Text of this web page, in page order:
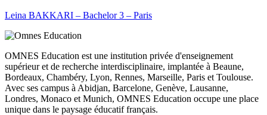
Leina BAKKARI – Bachelor 3 – Paris
OMNES Education est une institution privée d'enseignement
supérieur et de recherche interdisciplinaire, implantée à Beaune,
Bordeaux, Chambéry, Lyon, Rennes, Marseille, Paris et Toulouse.
Avec ses campus à Abidjan, Barcelone, Genève, Lausanne,
Londres, Monaco et Munich, OMNES Education occupe une place
unique dans le paysage éducatif français.